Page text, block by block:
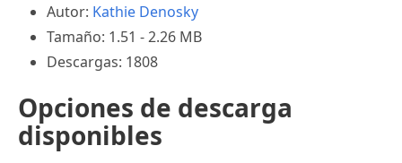
Autor: Kathie Denosky
Tamaño: 1.51 - 2.26 MB
Descargas: 1808
Opciones de descarga
disponibles